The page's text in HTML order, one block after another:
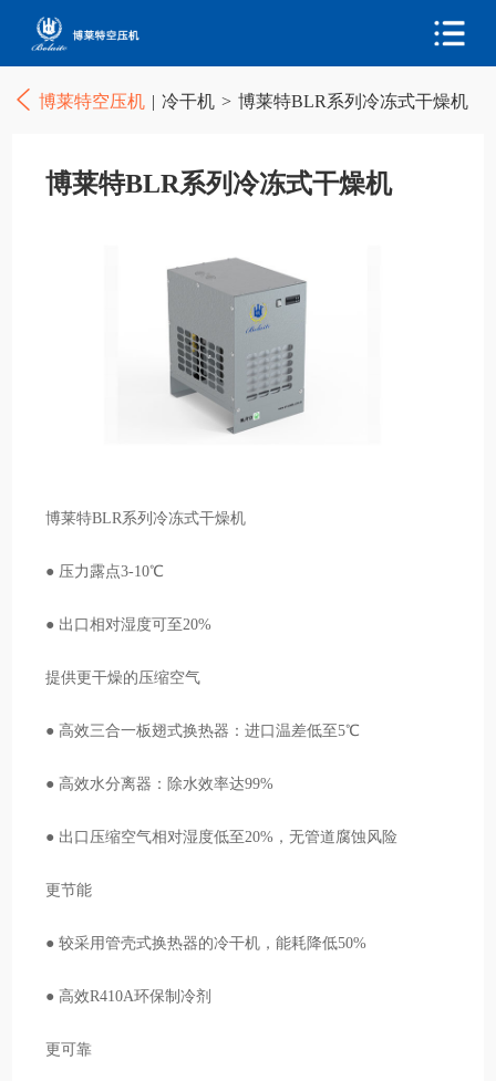
博莱特空压机 | 冷干机 > 博莱特BLR系列冷冻式干燥机
博莱特BLR系列冷冻式干燥机
博莱特BLR系列冷冻式干燥机
● 压力露点3-10℃
● 出口相对湿度可至20%
提供更干燥的压缩空气
● 高效三合一板翅式换热器：进口温差低至5℃
● 高效水分离器：除水效率达99%
● 出口压缩空气相对湿度低至20%，无管道腐蚀风险
更节能
● 较采用管壳式换热器的冷干机，能耗降低50%
● 高效R410A环保制冷剂
更可靠